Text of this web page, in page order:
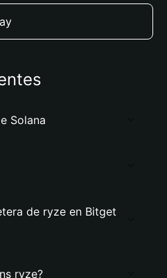
Solana
de ryze en Bitget
ryze?